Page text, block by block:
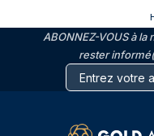
ABONNEZ-VOUS à la
rester